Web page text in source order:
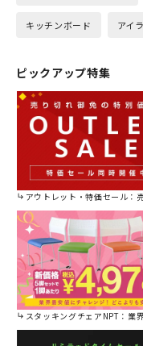
キッチンボード アイ
ピックアップ特集
アウトレット・特価セール：売り切れ御免の特
スタッキングチェアNPT：業界最安値